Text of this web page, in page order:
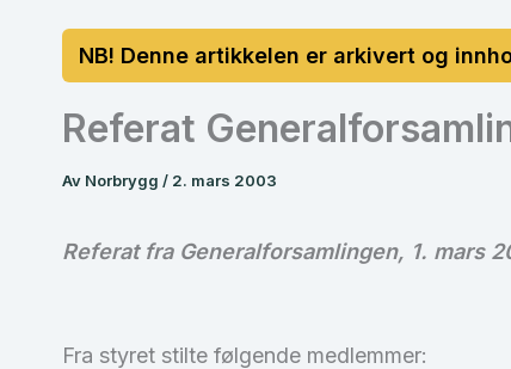
Referat
Av Norbrygg / 2. mars 2003
Referat fra Generalforsamlingen, 1. mars
Fra styret stilte følgende medlemmer: